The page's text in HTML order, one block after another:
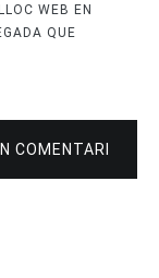
WEB EN
QUE
COMENTARI